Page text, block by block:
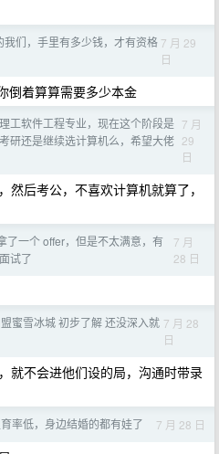
我们，手里有多少钱，才有资格 7 月 29
日
倒着算算需要多少本金
工软件工程专业，现在这个阶段是
研还是继续选计算机么，希望大佬
7 月
29
日
后考公，不喜欢计算机就算了，
了一个 offer，但是不太满意，有
试了
7 月
28 日
蜜雪冰城 初步了解 还没深入就 7 月 28
日
就不会进他们设的局，沟通时带录
率低，身边结婚的都有娃了 7 月 28 日